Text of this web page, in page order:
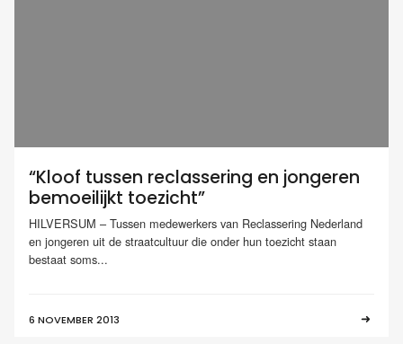
“Kloof tussen reclassering en jongeren
bemoeilijkt toezicht”
HILVERSUM – Tussen medewerkers van Reclassering Nederland
en jongeren uit de straatcultuur die onder hun toezicht staan
bestaat soms...
6 NOVEMBER 2013